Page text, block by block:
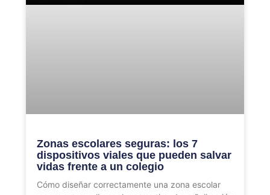
Zonas escolares seguras: los 7
dispositivos viales que pueden salvar
vidas frente a un colegio
Cómo diseñar correctamente una zona escolar